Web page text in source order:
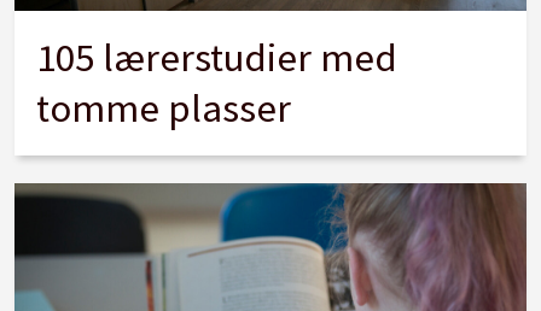
105 lærerstudier med
tomme plasser